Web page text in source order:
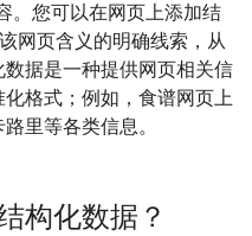
。您可以在网页上添加结
网页含义的明确线索，从
据是一种提供网页相关信
格式；例如，食谱网页上
里等各类信息。
构化数据？